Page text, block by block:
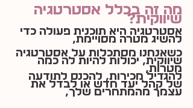
מה זה בכלל אסטרטגיה
שיווקית?
אסטרטגיה היא תוכנית פעולה כדי
להשיג מטרה מסויימת,
כשאנחנו מסתכלות על אסטרטגיה
שיווקית, יכולות להיות לה כמה
מטרות,
להגדיל מכירות, להכנס לתודעה
של קהל יעד חדש או לבדל את
עצמך מהמתחרים שלך,